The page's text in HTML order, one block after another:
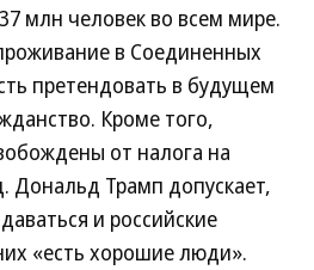
млн человек во всем мире.
в Соединенных
претендовать в будущем
Кроме того,
от налога на
Трамп допускает,
и российские
«есть хорошие люди».